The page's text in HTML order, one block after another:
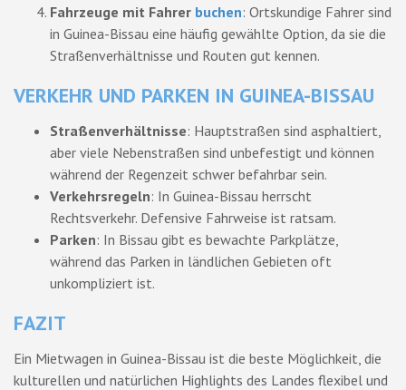
Fahrzeuge mit Fahrer buchen: Ortskundige Fahrer sind
in Guinea-Bissau eine häufig gewählte Option, da sie die
Straßenverhältnisse und Routen gut kennen.
VERKEHR UND PARKEN IN GUINEA-BISSAU
Straßenverhältnisse: Hauptstraßen sind asphaltiert,
aber viele Nebenstraßen sind unbefestigt und können
während der Regenzeit schwer befahrbar sein.
Verkehrsregeln: In Guinea-Bissau herrscht
Rechtsverkehr. Defensive Fahrweise ist ratsam.
Parken: In Bissau gibt es bewachte Parkplätze,
während das Parken in ländlichen Gebieten oft
unkompliziert ist.
FAZIT
Ein Mietwagen in Guinea-Bissau ist die beste Möglichkeit, die
kulturellen und natürlichen Highlights des Landes flexibel und